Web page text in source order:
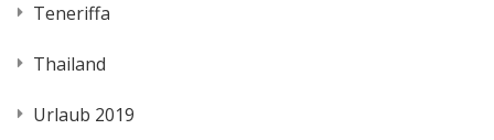
Teneriffa
Thailand
Urlaub 2019